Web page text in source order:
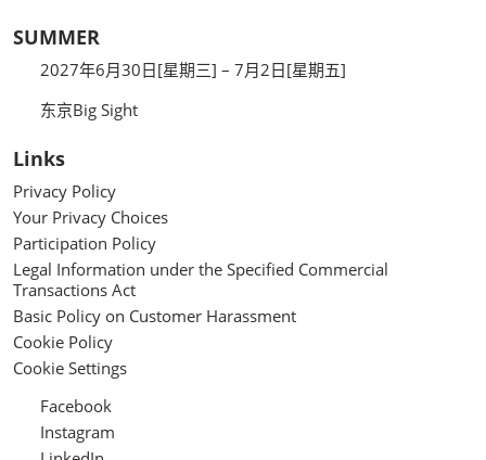
SUMMER
2027年6月30日[星期三] – 7月2日[星期五]
东京Big Sight
Links
Privacy Policy
Your Privacy Choices
Participation Policy
Legal Information under the Specified Commercial
Transactions Act
Basic Policy on Customer Harassment
Cookie Policy
Cookie Settings
Facebook
Instagram